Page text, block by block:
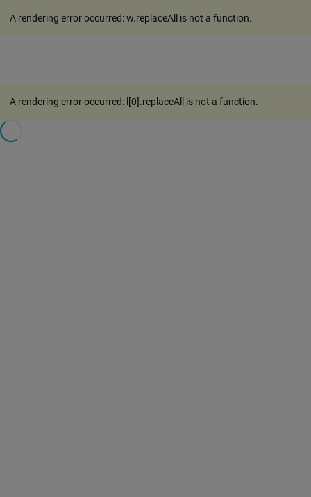
A rendering error occurred:w.replaceAll is not a function.
A rendering error occurred: l[0].replaceAll is not a function.